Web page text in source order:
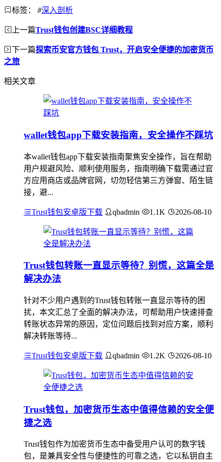
标签： #深入剖析
上一篇Trust钱包创建BSC详细教程
下一篇探索币安官方钱包 Trust，开启安全便捷的加密货币
之旅
相关文章
wallet钱包app下载安装指南，安全操作不踩坑
本wallet钱包app下载安装指南聚焦安全操作，旨在帮助
用户规避风险、顺利使用服务，指南明确下载需通过官
方应用商店或品牌官网，切勿轻信第三方弹窗、陌生链
接，避...
Trust钱包安卓版下载 qbadmin 1.1K 2026-08-10
Trust钱包转账一直显示等待？别慌，这篇全是
解决办法
针对不少用户遇到的Trust钱包转账一直显示等待的困
扰，本文汇总了全面的解决办法，可帮助用户快速排查
转账状态异常的原因，定位问题后找到对应方案，顺利
解决转账等待...
Trust钱包安卓版下载 qbadmin 1.2K 2026-08-10
Trust钱包，加密货币生态中值得信赖的安全便
捷之选
Trust钱包作为加密货币生态中备受用户认可的数字钱
包，是兼具安全性与便捷性的可靠之选，它以私钥自主